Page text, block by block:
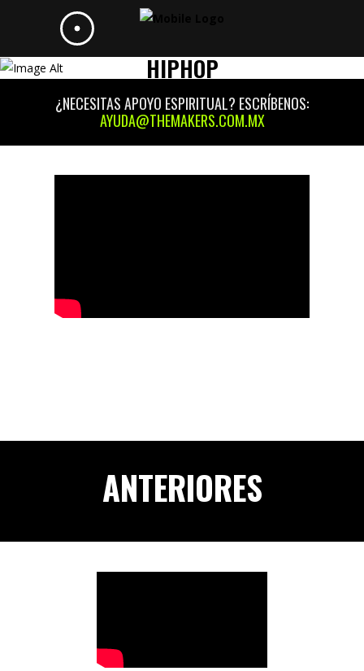
HIPHOP
¿NECESITAS APOYO ESPIRITUAL? ESCRÍBENOS:
AYUDA@THEMAKERS.COM.MX
ANTERIORES